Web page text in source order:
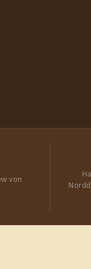
von